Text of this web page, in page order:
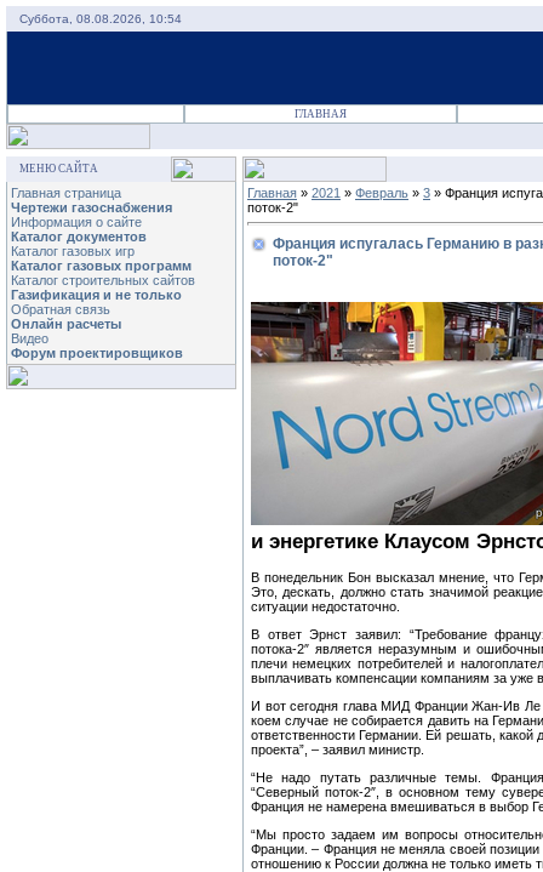
Суббота, 08.08.2026, 10:54
ГЛАВНАЯ
МЕНЮ САЙТА
Главная страница
Чертежи газоснабжения
Информация о сайте
Каталог документов
Каталог газовых игр
Каталог газовых программ
Каталог строительных сайтов
Газификация и не только
Обратная связь
Онлайн расчеты
Видео
Форум проектировщиков
Главная » 2021 » Февраль » 3 » Франция
поток-2"
Франция испугалась Германию в
поток-2"
и энергетике Клаусом
В понедельник Бон высказал мнение, что
Это, дескать, должно стать значимой
ситуации недостаточно.
В ответ Эрнст заявил: “Требование
потока-2″ является неразумным и
плечи немецких потребителей и
выплачивать компенсации компаниям за уже
И вот сегодня глава МИД Франции Жан-Ив Ле
коем случае не собирается давить на
ответственности Германии. Ей решать,
проекта”, – заявил министр.
“Не надо путать различные темы.
“Северный поток-2″, в основном тему
Франция не намерена вмешиваться в выбор
“Мы просто задаем им вопросы
Франции. – Франция не меняла своей
отношению к России должна не только иметь